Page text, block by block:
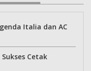
Italia dan AC
Cetak